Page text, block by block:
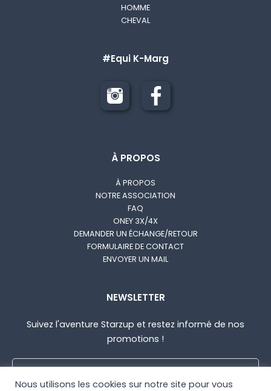
J'accepte que mes données soient utilisées pour que
Starzup puisse me recontacter.Plus d'infos.
Envoyer mon message
HOMME
CHEVAL
#Equi K-Marg
À PROPOS
À PROPOS
NOTRE ASSOCIATION
FAQ
ONEY 3X/4X
DEMANDER UN ÉCHANGE/RETOUR
FORMULAIRE DE CONTACT
ENVOYER UN MAIL
NEWSLETTER
Suivez l'aventure Starzup et restez informé de nos
promotions !
Nous utilisons les cookies sur notre site pour vous